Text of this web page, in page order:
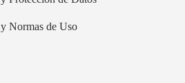
Normas de Uso